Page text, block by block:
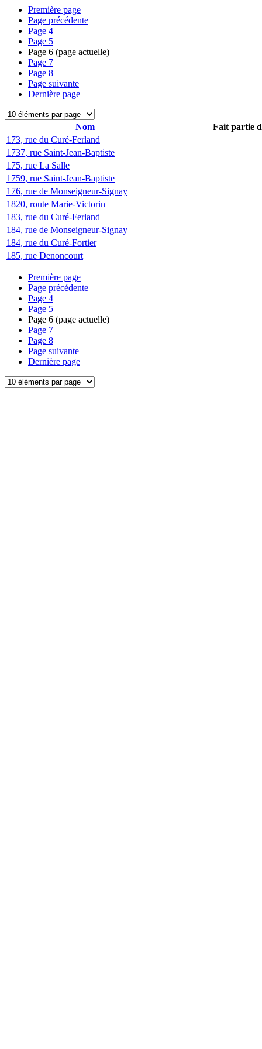
Première page
Page précédente
Page 4
Page 5
Page 6 (page actuelle)
Page 7
Page 8
Page suivante
Dernière page
Nom
Fait partie
173, rue du Curé-Ferland
1737, rue Saint-Jean-Baptiste
175, rue La Salle
1759, rue Saint-Jean-Baptiste
176, rue de Monseigneur-Signay
1820, route Marie-Victorin
183, rue du Curé-Ferland
184, rue de Monseigneur-Signay
184, rue du Curé-Fortier
185, rue Denoncourt
Première page
Page précédente
Page 4
Page 5
Page 6 (page actuelle)
Page 7
Page 8
Page suivante
Dernière page